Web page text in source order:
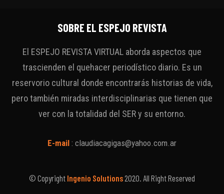
SOBRE EL ESPEJO REVISTA
El ESPEJO REVISTA VIRTUAL aborda aspectos que
trascienden el quehacer periodístico diario. Es un
reservorio cultural donde encontrarás historias de vida,
pero también miradas interdisciplinarias que tienen que
ver con la totalidad del SER y su entorno.
E-mail : claudiacagigas@yahoo.com.ar
© Copyright Ingenio Solutions 2020. All Right Reserved